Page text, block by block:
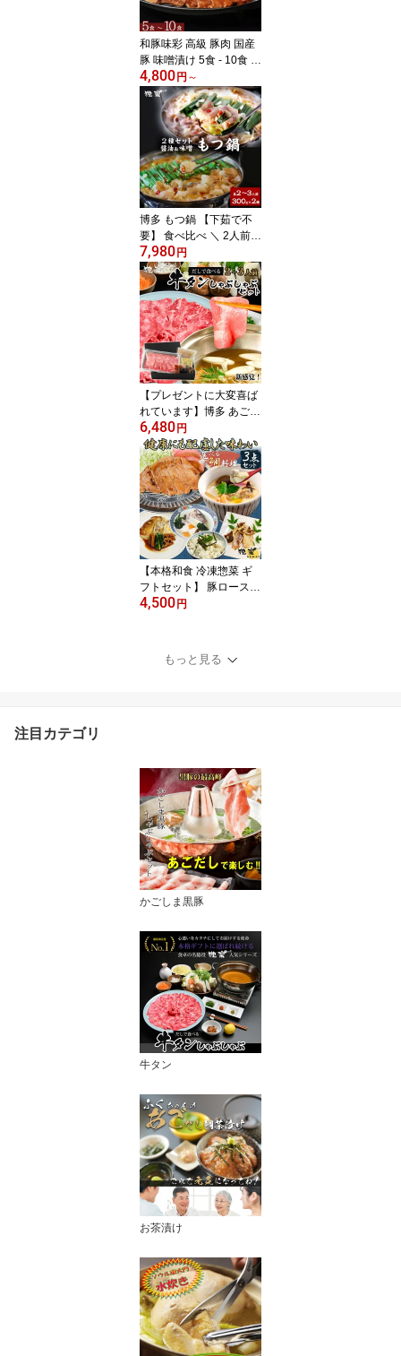
マイ @ 暑中見舞い
和豚味彩 高級 豚肉 国産
豚 味噌漬け 5食 - 10食 個
包装 500g ～ 1000g 豚ロ
ース 厚切り 味付け肉 豚
みそ 豚 豚味噌 肉厚 柔ら
かい プレゼント お弁当
弁当おかず おつまみ 冷
凍食品 おかず 惣菜 ステ
ーキ トンテキ 味噌焼き
豚肉 味噌 味付け肉 お礼
@
4,800 円 ～
博多 もつ鍋 【下茹で不
要】 食べ比べ ＼ 2人前 -
3人前 2セット 組み合わ
せ自由 ／ 600g 4人前 - 6
人前 ( 国産モツ 300g×2
セット）【 醤油 味噌 】
大容量 さっぱり 小分け
各 300g 鍋セット しょう
ゆ みそ もつ鍋セット も
つ焼き = 暑中見舞い
7,980 円
【プレゼントに大変喜ば
れています】博多 あごだ
し で食べる 牛タン しゃ
ぶしゃぶ 2人前 3人前 25
0g ＼特製もろみとあご
出汁／ 牛肉 柔らかい 牛
舌 スライス タンしゃぶ
高級 肉 牛たん 薄切り タ
ンしゃぶ ギフト しゃぶ
しゃぶセット 暑中見舞い
6,480 円
【本格和食 冷凍惣菜 ギ
フトセット】 豚ロース
厚切り 味噌漬け 2食 茶碗
蒸し 鯛あら炊き 鯛塩焼
き 油焼き おつまみ 詰め
4,500 円
もっと見る
注目カテゴリ
かごしま黒豚
牛タン
お茶漬け